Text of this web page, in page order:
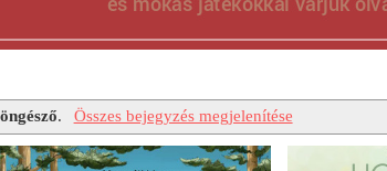
. Összes bejegyzés megjelenítése